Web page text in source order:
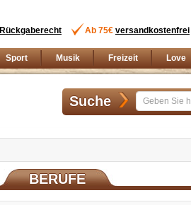
Rückgaberecht Ab 75€ versandkostenfrei
Sport Musik Freizeit Love
Suche
BERUFE